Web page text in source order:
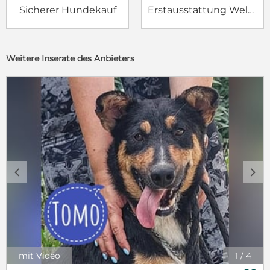
Sicherer Hundekauf Erstausstattung Welpe
Weitere Inserate des Anbieters
1 / 4
c d
mit Video